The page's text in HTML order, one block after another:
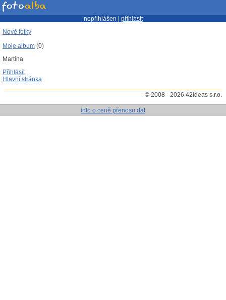
nepřihlášen | přihlásit
Nové fotky
Moje album (0)
Martina
Přihlásit
Hlavní stránka
© 2008 - 2026 42ideas s.r.o.
info o ceně přenosu dat